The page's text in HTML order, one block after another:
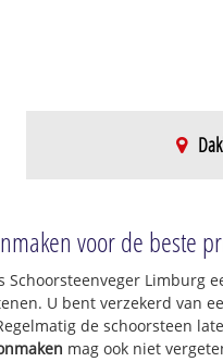
Koningslust
Kievitsheide
Vliegert
voor de beste
Schoorsteenveger Limburg
U bent verzekerd van
de schoorsteen
mag ook niet